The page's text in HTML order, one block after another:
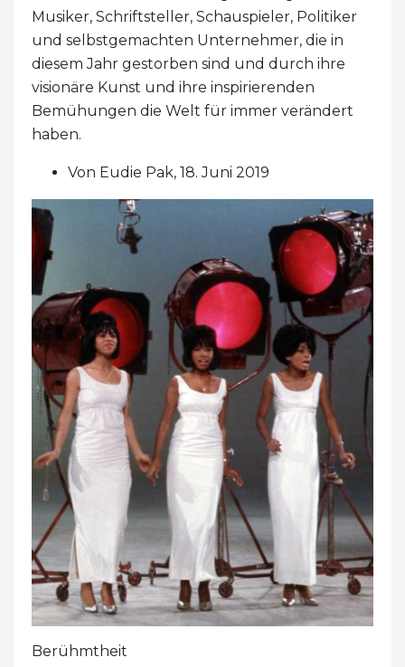
Musiker, Schriftsteller, Schauspieler, Politiker
und selbstgemachten Unternehmer, die in
diesem Jahr gestorben sind und durch ihre
visionäre Kunst und ihre inspirierenden
Bemühungen die Welt für immer verändert
haben.
Von Eudie Pak, 18. Juni 2019
Berühmtheit